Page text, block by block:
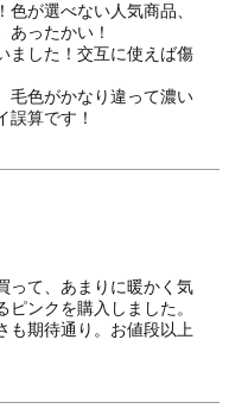
が選べない人気商品、
あったかい！
ました！交互に使えば傷
毛色がかなり違って濃い
誤算です！
って、あまりに暖かく気
ンクを購入しました。
も期待通り。お値段以上